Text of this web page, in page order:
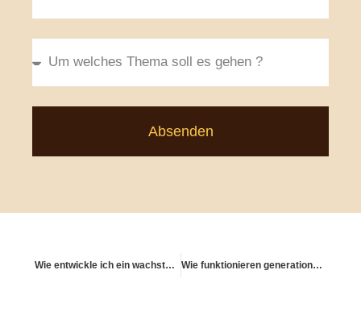
Absenden
Wie entwickle ich ein wachstumsorientiertes Finanz-Mindset? Wie funktionieren generationsübergreifende Vorsorgestrategien?